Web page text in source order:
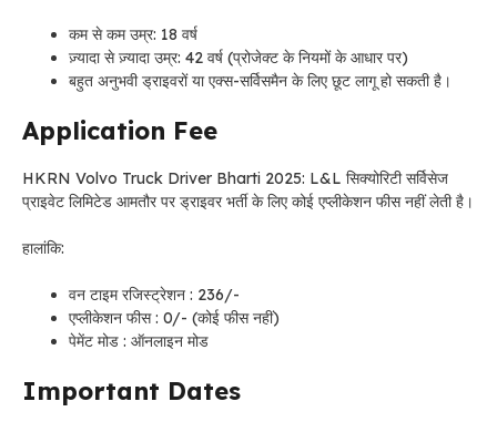
कम से कम उम्र: 18 वर्ष
ज़्यादा से ज़्यादा उम्र: 42 वर्ष (प्रोजेक्ट के नियमों के आधार पर)
बहुत अनुभवी ड्राइवरों या एक्स-सर्विसमैन के लिए छूट लागू हो सकती है।
Application Fee
HKRN Volvo Truck Driver Bharti 2025: L&L सिक्योरिटी सर्विसेज
प्राइवेट लिमिटेड आमतौर पर ड्राइवर भर्ती के लिए कोई एप्लीकेशन फीस नहीं लेती है।
हालांकि:
वन टाइम रजिस्ट्रेशन : 236/-
एप्लीकेशन फीस : 0/- (कोई फीस नहीं)
पेमेंट मोड : ऑनलाइन मोड
Important Dates